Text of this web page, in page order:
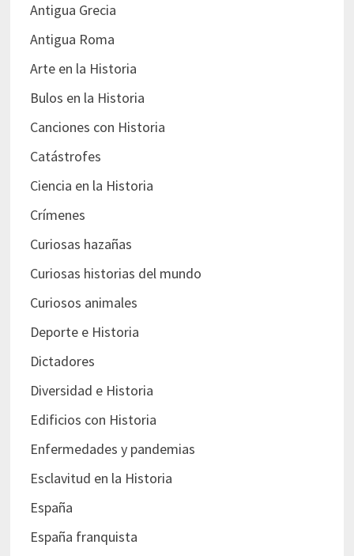
Antigua Grecia
Antigua Roma
Arte en la Historia
Bulos en la Historia
Canciones con Historia
Catástrofes
Ciencia en la Historia
Crímenes
Curiosas hazañas
Curiosas historias del mundo
Curiosos animales
Deporte e Historia
Dictadores
Diversidad e Historia
Edificios con Historia
Enfermedades y pandemias
Esclavitud en la Historia
España
España franquista